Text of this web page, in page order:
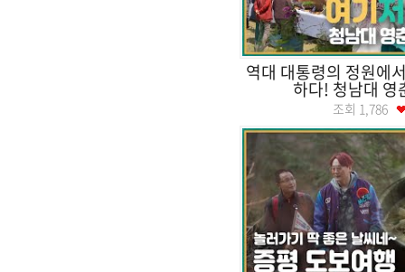
역대 대통령의 정원에
하다! 청남대 영
조회 1,786